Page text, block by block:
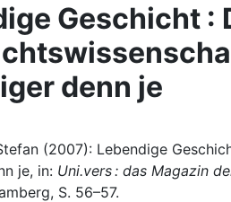
Geschicht :
denn je
(2007): Lebendige
je, in: Uni.vers : das Magazin
S. 56–57.